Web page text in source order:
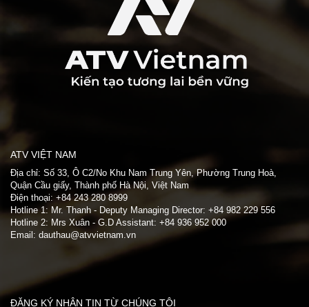
ATV VIỆT NAM
Địa chỉ: Số 33, Ô C2/No Khu Nam Trung Yên, Phường Trung Hoà,
Quận Cầu giấy, Thành phố Hà Nội, Việt Nam
Điện thoại: +84 243 280 8999
Hotline 1: Mr. Thanh - Deputy Managing Director: +84 982 229 556
Hotline 2: Mrs Xuân - G.D Assistant: +84 936 952 000
Email: dauthau@atvvietnam.vn
ĐĂNG KÝ NHẬN TIN TỪ CHÚNG TÔI